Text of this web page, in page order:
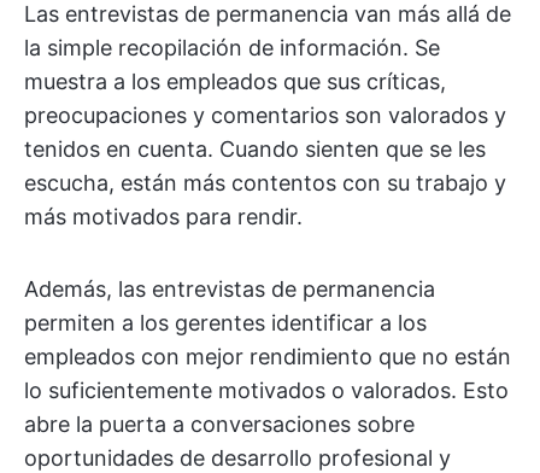
Las entrevistas de permanencia van más allá de
la simple recopilación de información. Se
muestra a los empleados que sus críticas,
preocupaciones y comentarios son valorados y
tenidos en cuenta. Cuando sienten que se les
escucha, están más contentos con su trabajo y
más motivados para rendir.
Además, las entrevistas de permanencia
permiten a los gerentes identificar a los
empleados con mejor rendimiento que no están
lo suficientemente motivados o valorados. Esto
abre la puerta a conversaciones sobre
oportunidades de desarrollo profesional y